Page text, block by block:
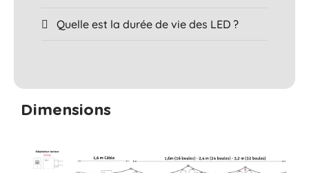
Quelle est la durée de vie des LED ?
Dimensions